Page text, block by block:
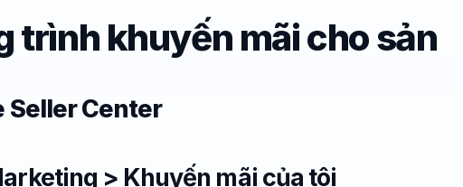
trình khuyến mãi cho sản
Seller Center
> Khuyến mãi của tôi